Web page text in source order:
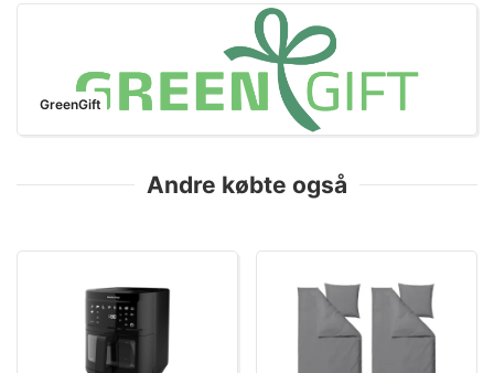
GreenGift
Andre købte også